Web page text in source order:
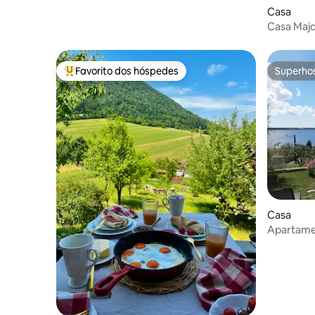
Casa
Casa
Favoritos dos hóspedes mais apreciados
Favorito dos hóspedes
Casa